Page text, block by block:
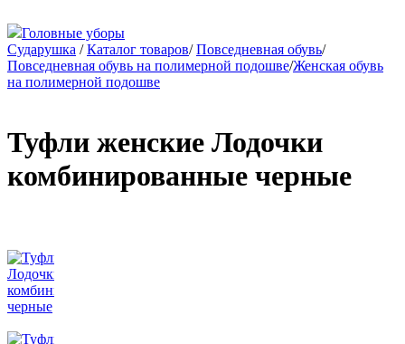
Головные уборы
Сударушка / Каталог товаров/ Повседневная обувь/
Повседневная обувь на полимерной подошве/Женская обувь
на полимерной подошве
Туфли женские Лодочки
комбинированные черные